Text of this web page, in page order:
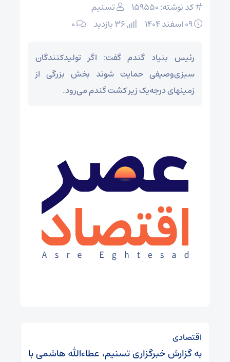
کد نوشته: 159550
تسنیم
۰
رئیس بنیاد گندم‌ گفت: اگر تولیدکنندگان
سبزی‌وصیفی حمایت شوند بخش بزرگی از
زمینهای درجه‌یک زیر کشت گندم می‌رود.
اقتصادی
به گزارش خبرگزاری تسنیم، عطاءالله هاشمی با